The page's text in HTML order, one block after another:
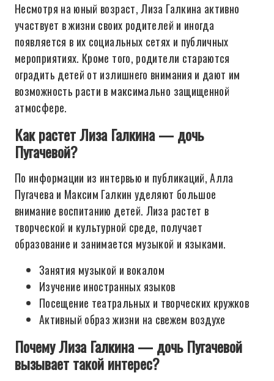
Несмотря на юный возраст, Лиза Галкина активно
участвует в жизни своих родителей и иногда
появляется в их социальных сетях и публичных
мероприятиях. Кроме того, родители стараются
оградить детей от излишнего внимания и дают им
возможность расти в максимально защищенной
атмосфере.
Как растет Лиза Галкина — дочь
Пугачевой?
По информации из интервью и публикаций, Алла
Пугачева и Максим Галкин уделяют большое
внимание воспитанию детей. Лиза растет в
творческой и культурной среде, получает
образование и занимается музыкой и языками.
Занятия музыкой и вокалом
Изучение иностранных языков
Посещение театральных и творческих кружков
Активный образ жизни на свежем воздухе
Почему Лиза Галкина — дочь Пугачевой
вызывает такой интерес?